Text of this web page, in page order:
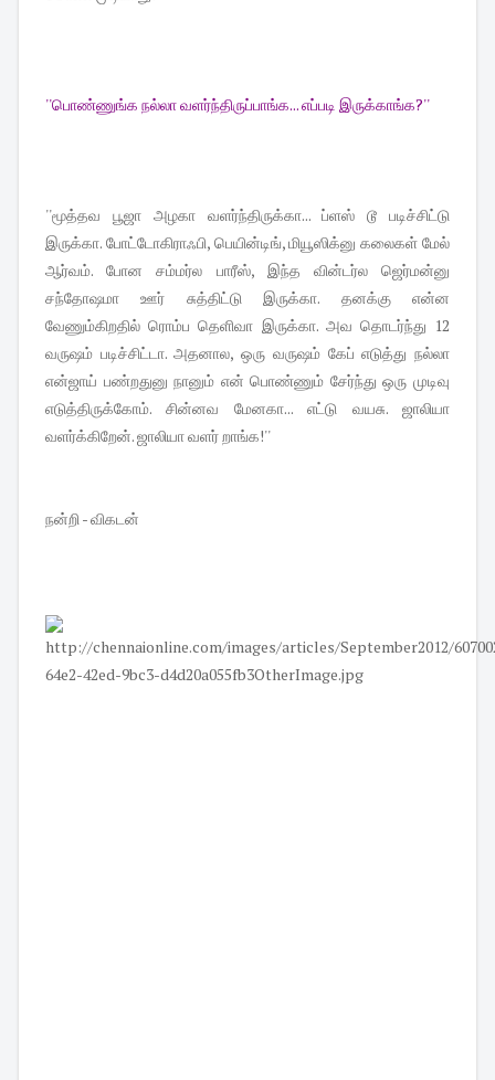
''பொண்ணுங்க நல்லா வளர்ந்திருப்பாங்க... எப்படி இருக்காங்க?''
''மூத்தவ பூஜா அழகா வளர்ந்திருக்கா... ப்ளஸ் டூ படிச்சிட்டு
இருக்கா. போட்டோகிராஃபி, பெயின்டிங், மியூஸிக்னு கலைகள் மேல்
ஆர்வம். போன சம்மர்ல பாரீஸ், இந்த வின்டர்ல ஜெர்மன்னு
சந்தோஷமா ஊர் சுத்திட்டு இருக்கா. தனக்கு என்ன
வேணும்கிறதில் ரொம்ப தெளிவா இருக்கா. அவ தொடர்ந்து 12
வருஷம் படிச்சிட்டா. அதனால, ஒரு வருஷம் கேப் எடுத்து நல்லா
என்ஜாய் பண்றதுனு நானும் என் பொண்ணும் சேர்ந்து ஒரு முடிவு
எடுத்திருக்கோம். சின்னவ மேனகா... எட்டு வயசு. ஜாலியா
வளர்க்கிறேன். ஜாலியா வளர் றாங்க!''
நன்றி - விகடன்